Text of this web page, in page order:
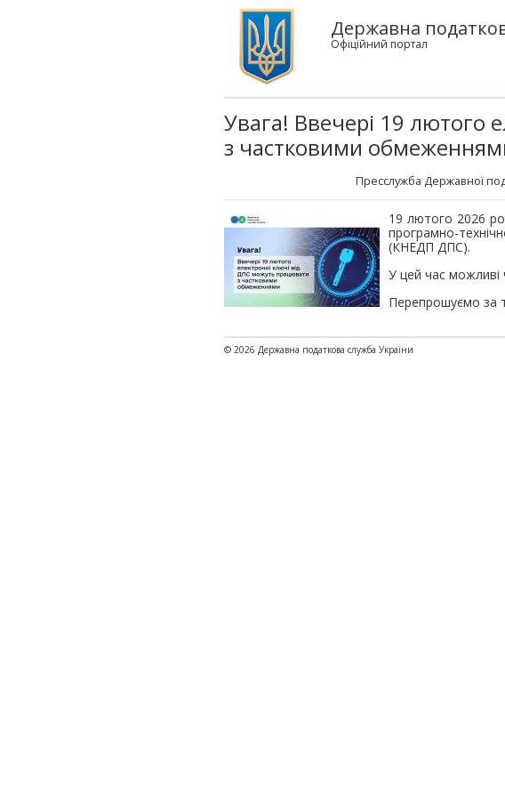
Державна
Офіційний портал
Увага! Ввечері 19 лютого
з частковими
Пресслужба Державної
19 лютого 2026
програмно-
(КНЕДП ДПС).
У цей час
Перепрошуємо за
© 2026 Державна податкова служба України